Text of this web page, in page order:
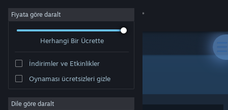
Giriş yap
Hakkında
Fiyata göre daralt
Herhangi Bir Ücrette
İndirimler ve Etkinlikler
Oynaması ücretsizleri gizle
Dile göre daralt
Tüm Ürünler